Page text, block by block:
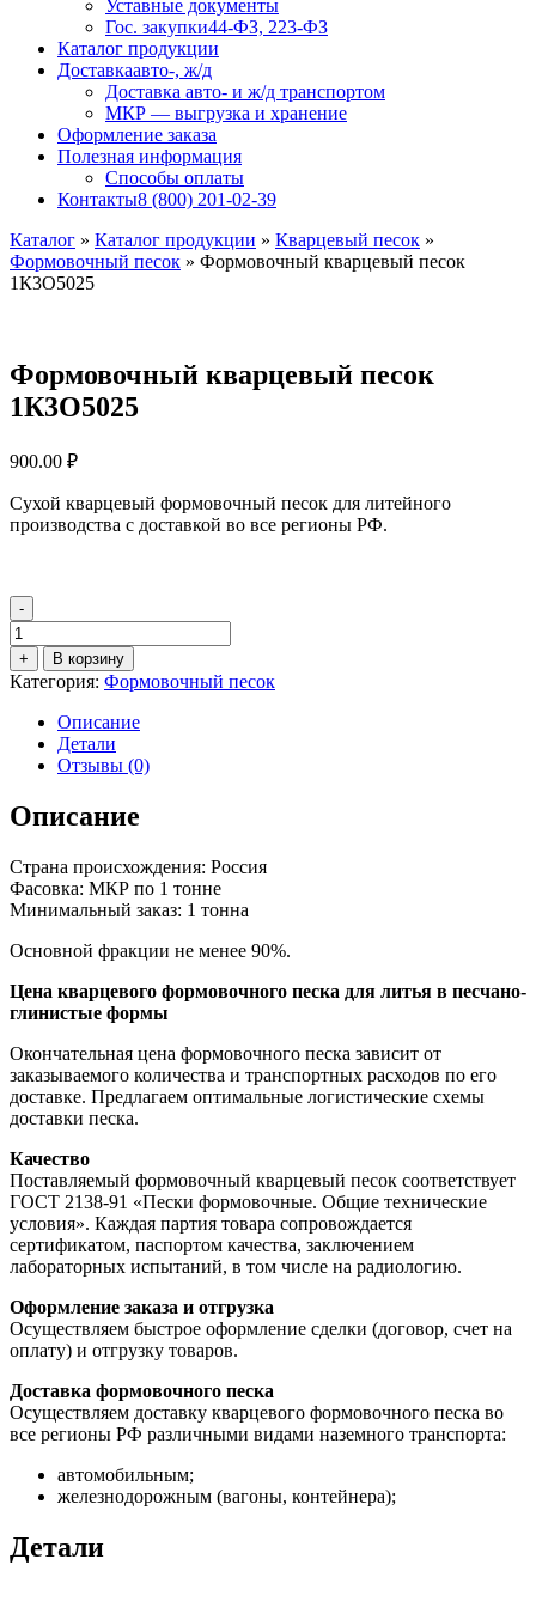
Уставные документы
Гос. закупки44-ФЗ, 223-ФЗ
Каталог продукции
Доставкаавто-, ж/д
Доставка авто- и ж/д транспортом
МКР — выгрузка и хранение
Оформление заказа
Полезная информация
Способы оплаты
Контакты8 (800) 201-02-39
Каталог » Каталог продукции » Кварцевый песок »
Формовочный песок » Формовочный кварцевый песок
1К3О5025
Формовочный кварцевый песок
1К3О5025
900.00 ₽
Сухой кварцевый формовочный песок для литейного
производства с доставкой во все регионы РФ.
-
Количество
товара
Формовочный
кварцевый
песок
1К3О5025
+ В корзину
Категория: Формовочный песок
Описание
Детали
Отзывы (0)
Описание
Страна происхождения: Россия
Фасовка: МКР по 1 тонне
Минимальный заказ: 1 тонна
Основной фракции не менее 90%.
Цена кварцевого формовочного песка для литья в песчано-
глинистые формы
Окончательная цена формовочного песка зависит от
заказываемого количества и транспортных расходов по его
доставке. Предлагаем оптимальные логистические схемы
доставки песка.
Качество
Поставляемый формовочный кварцевый песок соответствует
ГОСТ 2138-91 «Пески формовочные. Общие технические
условия». Каждая партия товара сопровождается
сертификатом, паспортом качества, заключением
лабораторных испытаний, в том числе на радиологию.
Оформление заказа и отгрузка
Осуществляем быстрое оформление сделки (договор, счет на
оплату) и отгрузку товаров.
Доставка формовочного песка
Осуществляем доставку кварцевого формовочного песка во
все регионы РФ различными видами наземного транспорта:
автомобильным;
железнодорожным (вагоны, контейнера);
Детали